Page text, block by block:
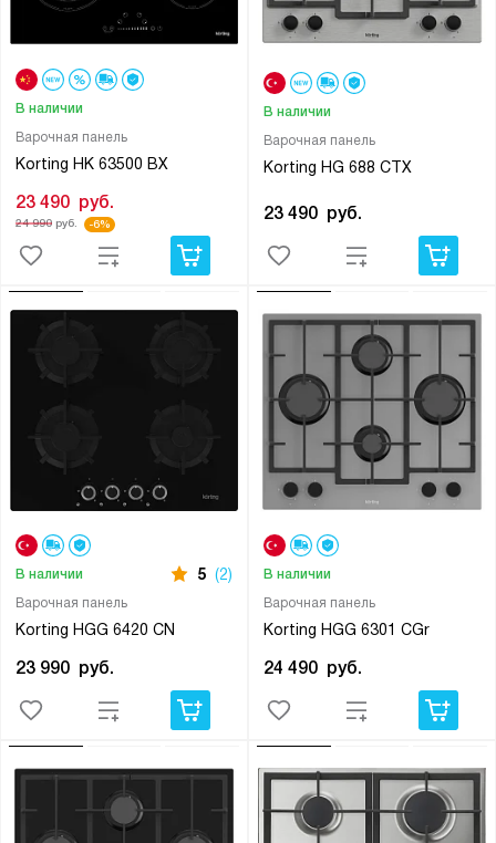
Варочная панель
Korting HK 63500 BX
В наличии
23 490 руб.
24 990руб. -6%
Варочная панель
Korting HG 688 CTX
В наличии
23 490 руб.
Варочная панель
Korting HGG 6420 CN
В наличии 5 (2)
23 990 руб.
Варочная панель
Korting HGG 6301 CGr
В наличии
24 490 руб.